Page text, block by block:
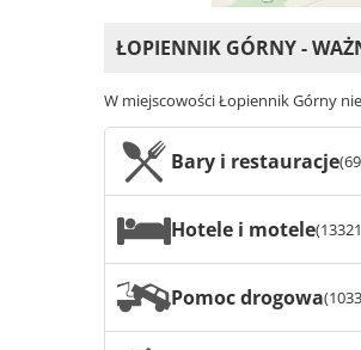
ŁOPIENNIK GÓRNY -
W miejscowości Łopiennik Górny
Bary i restauracje
Hotele i motele
Pomoc drogowa